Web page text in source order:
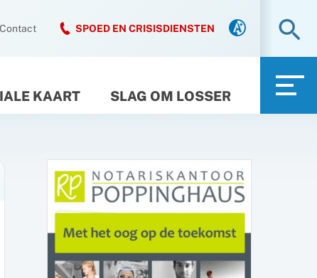
Contact SPOED EN CRISISDIENSTEN
KAART SLAG OM LOSSER